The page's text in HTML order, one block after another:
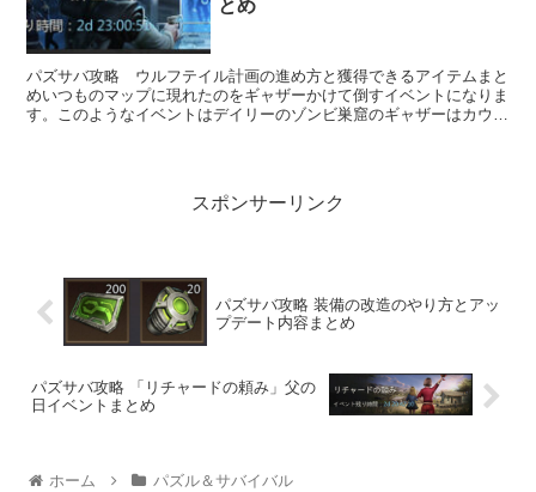
とめ
パズサバ攻略 ウルフテイル計画の進め方と獲得できるアイテムまと
めいつものマップに現れたのをギャザーかけて倒すイベントになりま
す。このようなイベントはデイリーのゾンビ巣窟のギャザーはカウン
スポンサーリンク
パズサバ攻略 装備の改造のやり方とアッ
プデート内容まとめ
パズサバ攻略 「リチャードの頼み」父の
日イベントまとめ
ホーム パズル＆サバイバル